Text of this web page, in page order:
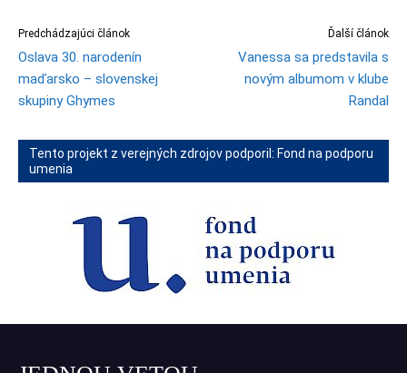
Predchádzajúci článok
Oslava 30. narodenín
maďarsko – slovenskej
skupiny Ghymes
Ďalší článok
Vanessa sa predstavila s
novým albumom v klube
Randal
Tento projekt z verejných zdrojov podporil: Fond na podporu
umenia